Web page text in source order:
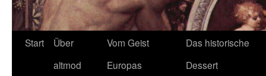
Start
Über
altmod
Vom Geist
Europas
Das historische
Dessert